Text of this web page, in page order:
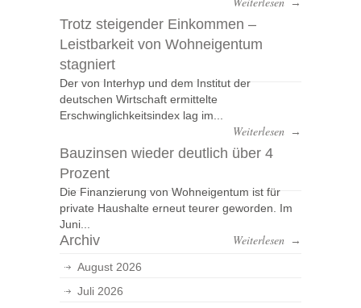
Trotz steigender Einkommen –
Leistbarkeit von Wohneigentum
stagniert
Der von Interhyp und dem Institut der
deutschen Wirtschaft ermittelte
Erschwinglichkeitsindex lag im...
Weiterlesen →
Bauzinsen wieder deutlich über 4
Prozent
Die Finanzierung von Wohneigentum ist für
private Haushalte erneut teurer geworden. Im
Juni...
Weiterlesen →
Archiv
August 2026
Juli 2026